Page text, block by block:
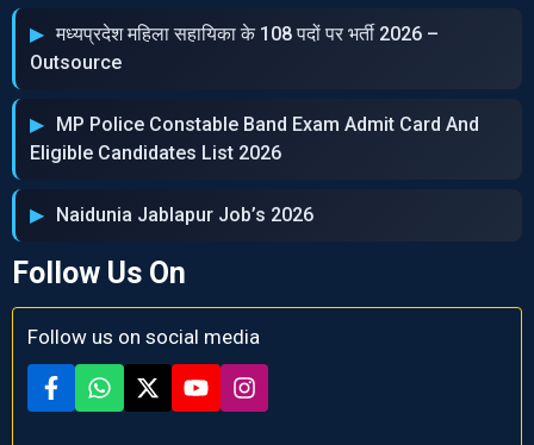
मध्‍यप्रदेश महिला सहायिका के 108 पदों पर भर्ती 2026 –
Outsource
MP Police Constable Band Exam Admit Card And
Eligible Candidates List 2026
Naidunia Jablapur Job’s 2026
Follow Us On
Follow us on social media